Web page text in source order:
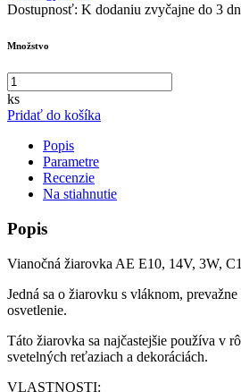
Dostupnosť: K dodaniu zvyčajne do 3
Množstvo
ks
Pridať do košíka
Popis
Parametre
Recenzie
Na stiahnutie
Popis
Vianočná žiarovka AE E10, 14V, 3W,
Jedná sa o žiarovku s vláknom,
osvetlenie.
Táto žiarovka sa najčastejšie používa v
svetelných reťaziach a dekoráciách.
VLASTNOSTI: